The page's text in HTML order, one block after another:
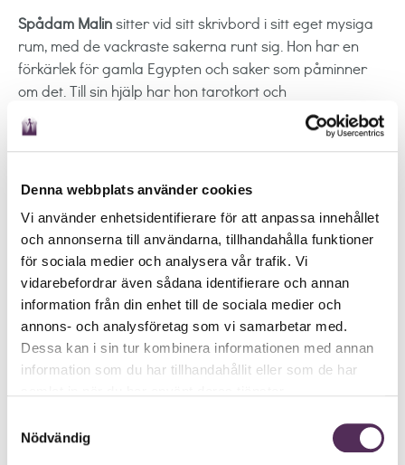
Denna webbplats använder cookies
Vi använder enhetsidentifierare för att anpassa innehållet
och annonserna till användarna, tillhandahålla funktioner
för sociala medier och analysera vår trafik. Vi
vidarebefordrar även sådana identifierare och annan
information från din enhet till de sociala medier och
annons- och analysföretag som vi samarbetar med.
Dessa kan i sin tur kombinera informationen med annan
information som du har tillhandahållit eller som de har
Nödvändig
Spådam Malinsitter vid sitt skrivbord i sitt eget mysiga
rum, med de vackraste sakerna runt sig. Hon har en
förkärlek för gamla Egypten och saker som påminner
om det. Till sin hjälp har hon tarotkort och
änglaorakelkort, men framförallt är hon mycket medial
och har god intuition som hon förlitar sig på.
finns runt dig. Dina anhöriga som vill säga något ger
henne sitt budskap tydligt. Malin spår inte i sjukdom och
död.
Rekommendation:
Det är en mycket positiv upplevelse att ringa till Malin.
Hon är glad och lugn och hennes positivitet smittar. Hon
är ett duktigt medium som är träffsäker och kan
beskriva detaljer som man känner igen. Framför allt är
Har du inte provat Malin L så gör det!